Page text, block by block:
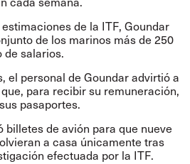
de la ITF, Goundar
de los marinos más de 250
de salarios.
el personal de Goundar advirtió a
para recibir su remuneración,
pasaportes.
billetes de avión para que nueve
a casa únicamente tras
efectuada por la ITF.